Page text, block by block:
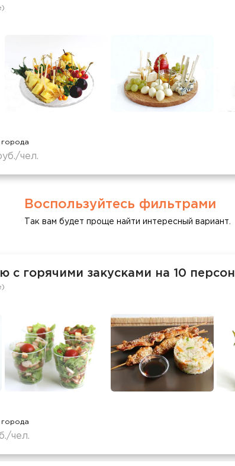
города
чел.
Воспользуйтесь фильтрами
Так вам будет проще найти интересный вариант.
с горячими закусками на 10 персон
города
чел.